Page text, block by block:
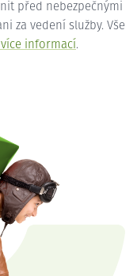
před nebezpečnými
za vedení služby. Vše
informací.